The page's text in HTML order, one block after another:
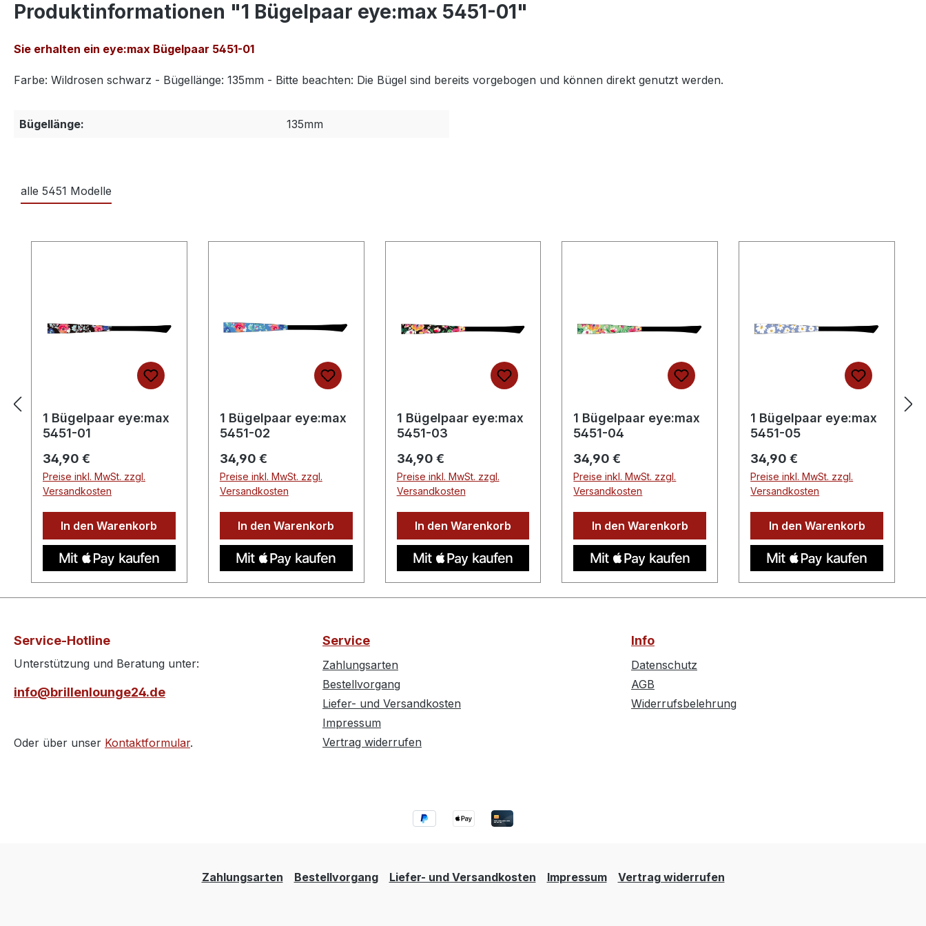
Produktinformationen "1 Bügelpaar eye:max 5451-01"
Sie erhalten ein eye:max Bügelpaar 5451-01
Farbe: Wildrosen schwarz - Bügellänge: 135mm - Bitte beachten: Die Bügel sind bereits vorgebogen und können direkt genutzt werden.
Bügellänge: 135mm
alle 5451 Modelle
1 Bügelpaar eye:max
5451-01
Regulärer Preis:
34,90 €
Preise inkl. MwSt. zzgl.
Versandkosten
In den Warenkorb
1 Bügelpaar eye:max
5451-02
Regulärer Preis:
34,90 €
Preise inkl. MwSt. zzgl.
Versandkosten
In den Warenkorb
1 Bügelpaar eye:max
5451-03
Regulärer Preis:
34,90 €
Preise inkl. MwSt. zzgl.
Versandkosten
In den Warenkorb
1 Bügelpaar eye:max
5451-04
Regulärer Preis:
34,90 €
Preise inkl. MwSt. zzgl.
Versandkosten
In den Warenkorb
1 Bügelpaar eye:max
5451-05
Regulärer Preis:
34,90 €
Preise inkl. MwSt. zzgl.
Versandkosten
In den Warenkorb
Service-Hotline
Unterstützung und Beratung unter:
info@brillenlounge24.de
Oder über unser Kontaktformular.
Service
Zahlungsarten
Bestellvorgang
Liefer- und Versandkosten
Impressum
Vertrag widerrufen
Info
Datenschutz
AGB
Widerrufsbelehrung
Zahlungsarten Bestellvorgang Liefer- und Versandkosten Impressum Vertrag widerrufen